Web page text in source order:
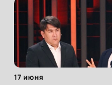
17 июня